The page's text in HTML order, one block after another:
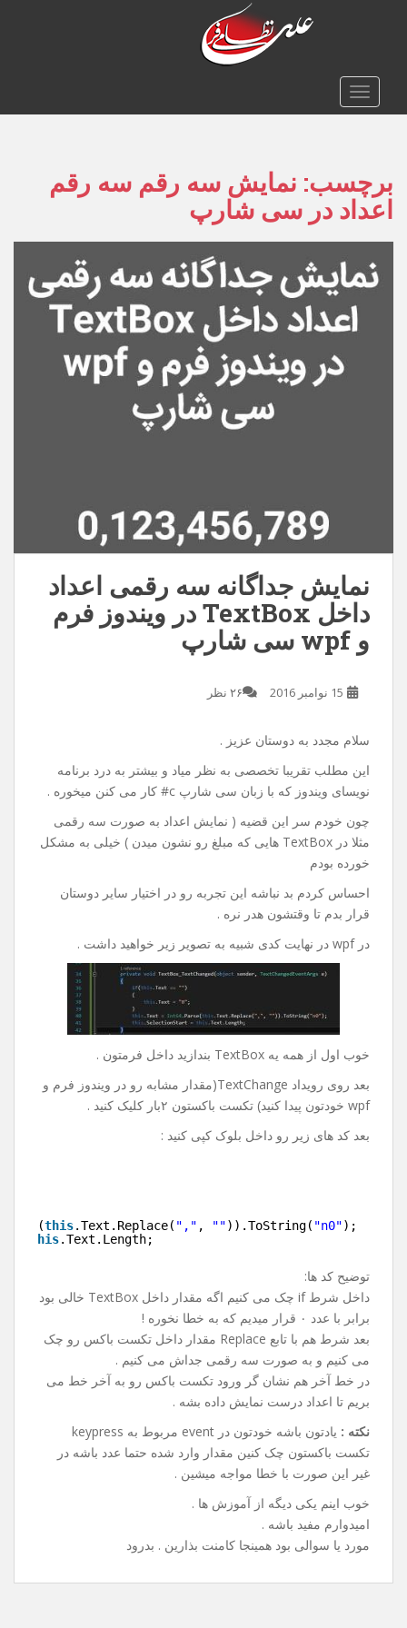
o
TOGGLE NAVIGATION
برچسب: نمایش سه رقم سه رقم
اعداد در سی شارپ
نمایش جداگانه سه رقمی اعداد
داخل TextBox در ویندوز فرم
و wpf سی شارپ
15 نوامبر 2016 ۲۶ نظر
سلام مجدد به دوستان عزیز .
این مطلب تقریبا تخصصی به نظر میاد و بیشتر به درد برنامه
نویسای ویندوز که با زبان سی شارپ c# کار می کنن میخوره .
چون خودم سر این قضیه ( نمایش اعداد به صورت سه رقمی
مثلا در TextBox هایی که مبلغ رو نشون میدن ) خیلی به مشکل
خورده بودم
احساس کردم بد نباشه این تجربه رو در اختیار سایر دوستان
قرار بدم تا وقتشون هدر نره .
در wpf در نهایت کدی شبیه به تصویر زیر خواهید داشت .
خوب اول از همه یه TextBox بندازید داخل فرمتون .
بعد روی رویداد TextChange(مقدار مشابه رو در ویندوز فرم و
wpf خودتون پیدا کنید) تکست باکستون ۲بار کلیک کنید .
بعد کد های زیر رو داخل بلوک کپی کنید :
this.Text.Replace( "," , "")).ToString( "n0");
this.Text.Length;
توضیح کد ها:
داخل شرط if چک می کنیم اگه مقدار داخل TextBox خالی بود
برابر با عدد ۰ قرار میدیم که به خطا نخوره !
بعد شرط هم با تابع Replace مقدار داخل تکست باکس رو چک
می کنیم و به صورت سه رقمی جداش می کنیم .
در خط آخر هم نشان گر ورود تکست باکس رو به آخر خط می
بریم تا اعداد درست نمایش داده بشه .
نکته :
یادتون باشه خودتون در event مربوط به keypress
تکست باکستون چک کنین مقدار وارد شده حتما عدد باشه در
غیر این صورت با خطا مواجه میشین .
خوب اینم یکی دیگه از آموزش ها .
امیدوارم مفید باشه .
مورد یا سوالی بود همینجا کامنت بذارین . بدرود